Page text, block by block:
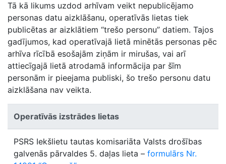
Tā kā likums uzdod arhīvam veikt nepublicējamo
personas datu aizklāšanu, operatīvās lietas tiek
publicētas ar aizklātiem “trešo personu” datiem. Tajos
gadījumos, kad operatīvajā lietā minētās personas pēc
arhīva rīcībā esošajām ziņām ir mirušas, vai arī
attiecīgajā lietā atrodamā informācija par šīm
personām ir pieejama publiski, šo trešo personu datu
aizklāšana nav veikta.
Operatīvās izstrādes lietas
PSRS Iekšlietu tautas komisariāta Valsts drošības
galvenās pārvaldes 5. daļas lieta – formulārs Nr.